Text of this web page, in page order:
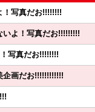
！写真だお!!!!!!!!
いよ！写真だお!!!!!!!!!
写真だお!!!!!!!!
企画だお!!!!!!!!!!!!